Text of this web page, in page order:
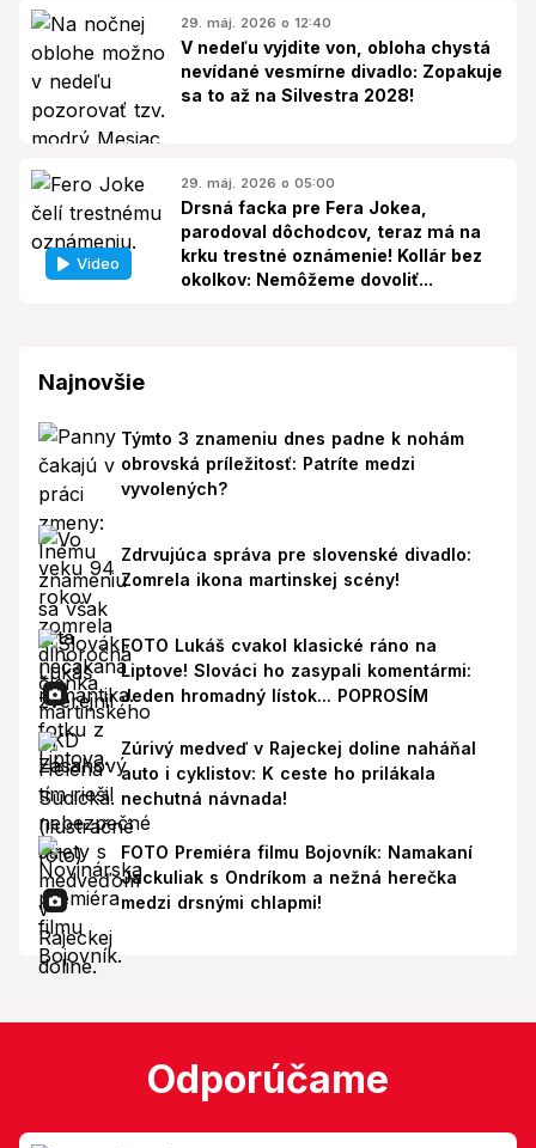
29. máj. 2026 o 12:40
V nedeľu vyjdite von, obloha chystá
nevídané vesmírne divadlo: Zopakuje
sa to až na Silvestra 2028!
Video
29. máj. 2026 o 05:00
Drsná facka pre Fera Jokea,
parodoval dôchodcov, teraz má na
krku trestné oznámenie! Kollár bez
okolkov: Nemôžeme dovoliť...
Najnovšie
Týmto 3 znameniu dnes padne k nohám
obrovská príležitosť: Patríte medzi
vyvolených?
Zdrvujúca správa pre slovenské divadlo:
Zomrela ikona martinskej scény!
FOTO Lukáš cvakol klasické ráno na
Liptove! Slováci ho zasypali komentármi:
Jeden hromadný lístok... POPROSÍM
Zúrivý medveď v Rajeckej doline naháňal
auto i cyklistov: K ceste ho prilákala
nechutná návnada!
FOTO Premiéra filmu Bojovník: Namakaní
Jackuliak s Ondríkom a nežná herečka
medzi drsnými chlapmi!
Odporúčame